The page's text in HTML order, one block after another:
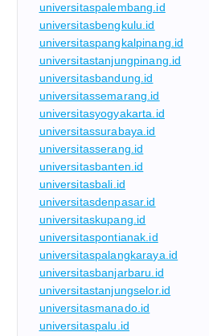
universitaspalembang.id
universitasbengkulu.id
universitaspangkalpinang.id
universitastanjungpinang.id
universitasbandung.id
universitassemarang.id
universitasyogyakarta.id
universitassurabaya.id
universitasserang.id
universitasbanten.id
universitasbali.id
universitasdenpasar.id
universitaskupang.id
universitaspontianak.id
universitaspalangkaraya.id
universitasbanjarbaru.id
universitastanjungselor.id
universitasmanado.id
universitaspalu.id